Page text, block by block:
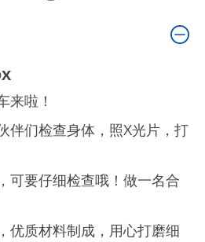
来啦！
伴们检查身体，照X光片，打
可要仔细检查哦！做一名合
优质材料制成，用心打磨细